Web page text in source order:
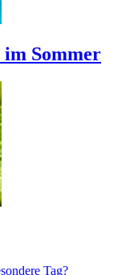
Sommer